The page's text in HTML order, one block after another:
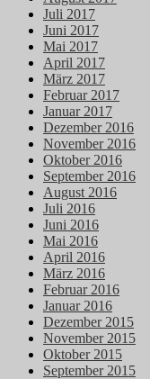
Juli 2017
Juni 2017
Mai 2017
April 2017
März 2017
Februar 2017
Januar 2017
Dezember 2016
November 2016
Oktober 2016
September 2016
August 2016
Juli 2016
Juni 2016
Mai 2016
April 2016
März 2016
Februar 2016
Januar 2016
Dezember 2015
November 2015
Oktober 2015
September 2015